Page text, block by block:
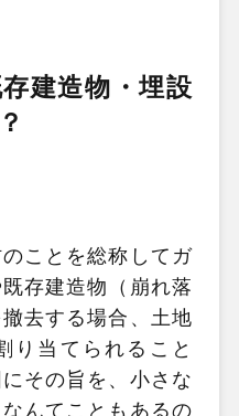
建造物・埋設
ことを総称してガ
存建造物（崩れ落
去する場合、土地
り当てられること
その旨を、小さな
んてこともあるの